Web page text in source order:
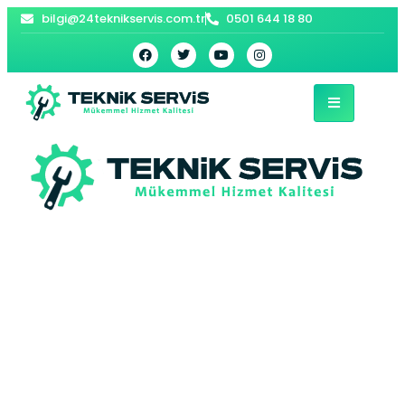
bilgi@24teknikservis.com.tr 0501 644 18 80